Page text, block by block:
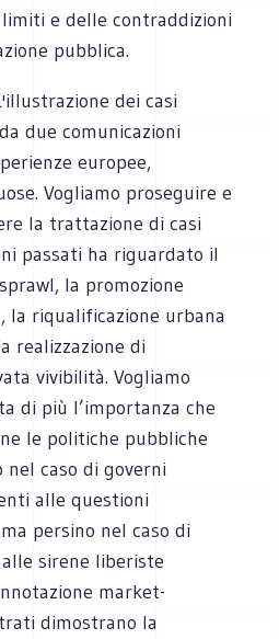
e delle contraddizioni
pubblica.
dei casi
due comunicazioni
europee,
Vogliamo proseguire e
la trattazione di casi
passati ha riguardato il
la promozione
la riqualificazione urbana
realizzazione di
vivibilità. Vogliamo
di più l’importanza che
le politiche pubbliche
caso di governi
alle questioni
persino nel caso di
sirene liberiste
market-
dimostrano la